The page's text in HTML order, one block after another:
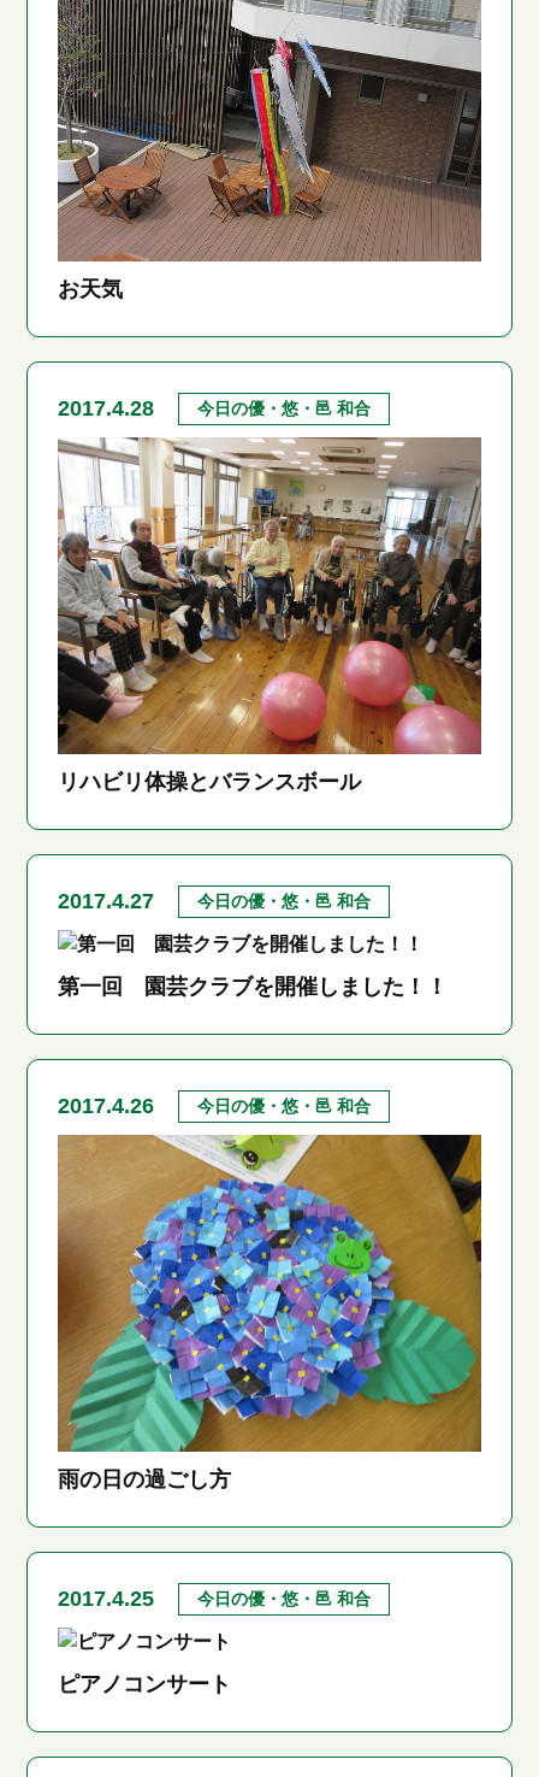
お天気
2017.4.28 今日の優・悠・邑 和合
リハビリ体操とバランスボール
2017.4.27 今日の優・悠・邑 和合
第一回 園芸クラブを開催しました！！
2017.4.26 今日の優・悠・邑 和合
雨の日の過ごし方
2017.4.25 今日の優・悠・邑 和合
ピアノコンサート